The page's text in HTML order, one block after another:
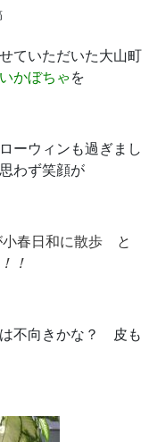
ていただいた大山町
かぼちゃを
ーウィンも過ぎまし
わず笑顔が
小春日和に散歩 と
！！
不向きかな？ 皮も